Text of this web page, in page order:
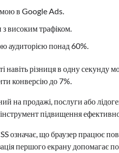
в Google Ads.
високим трафіком.
аудиторією понад 60%.
навіть різниця в одну секунду
конверсію до 7%.
на продажі, послуги або
підвищення
означає, що браузер працює
першого екрану допомагає